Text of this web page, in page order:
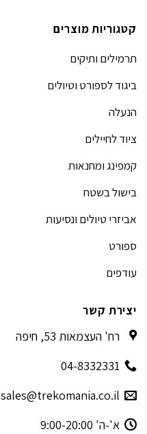
קטגוריות מוצרים
תרמילים ותיקים
ביגוד לספורט וטיולים
הנעלה
ציוד לחיילים
קמפינג ומחנאות
בישול בשטח
אביזרי טיולים ונסיעות
ספורט
עודפים
יצירת קשר
רח' העצמאות 53, חיפה
04-8332331
sales@trekomania.co.il
א'-ה' 9:00-20:00